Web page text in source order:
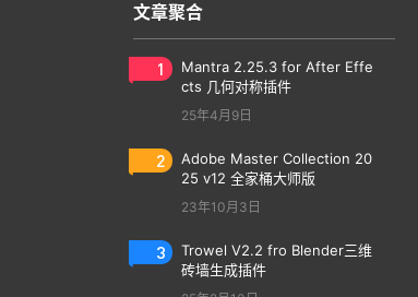
文章聚合
1
Mantra 2.25.3 for After Effe
cts 几何对称插件
25年4月9日
2
Adobe Master Collection 20
25 v12 全家桶大师版
23年10月3日
3
Trowel V2.2 fro Blender三维
砖墙生成插件